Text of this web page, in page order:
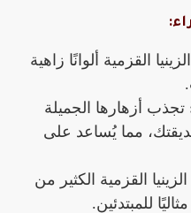
القزمية ألوانًا زاهية
تجذب أزهارها الجميلة
مما يُساعد على
القزمية الكثير من
للمبتدئين.